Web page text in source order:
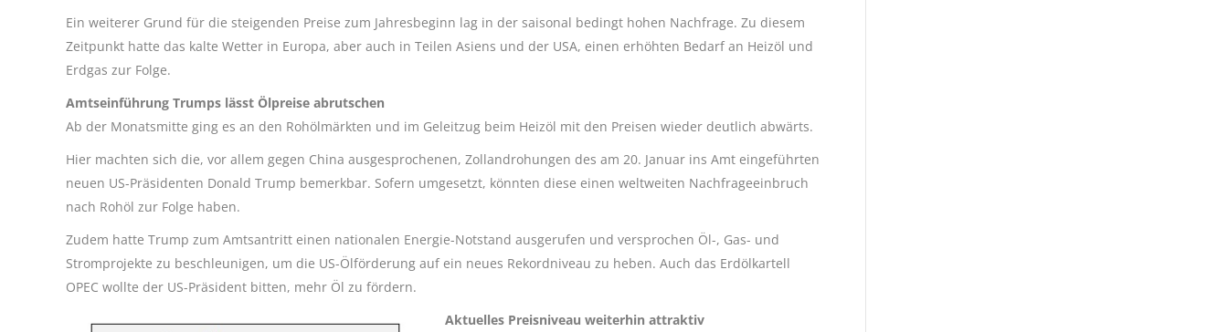
Ein weiterer Grund für die steigenden Preise zum Jahresbeginn lag in der saisonal bedingt hohen Nachfrage. Zu diesem
Zeitpunkt hatte das kalte Wetter in Europa, aber auch in Teilen Asiens und der USA, einen erhöhten Bedarf an Heizöl und
Erdgas zur Folge.
Amtseinführung Trumps lässt Ölpreise abrutschen
Ab der Monatsmitte ging es an den Rohölmärkten und im Geleitzug beim Heizöl mit den Preisen wieder deutlich abwärts.
Hier machten sich die, vor allem gegen China ausgesprochenen, Zollandrohungen des am 20. Januar ins Amt eingeführten
neuen US-Präsidenten Donald Trump bemerkbar. Sofern umgesetzt, könnten diese einen weltweiten Nachfrageeinbruch
nach Rohöl zur Folge haben.
Zudem hatte Trump zum Amtsantritt einen nationalen Energie-Notstand ausgerufen und versprochen Öl-, Gas- und
Stromprojekte zu beschleunigen, um die US-Ölförderung auf ein neues Rekordniveau zu heben. Auch das Erdölkartell
OPEC wollte der US-Präsident bitten, mehr Öl zu fördern.
Aktuelles Preisniveau weiterhin attraktiv